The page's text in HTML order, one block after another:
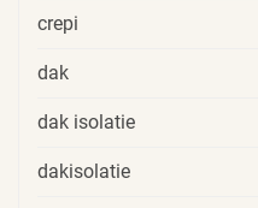
crepi
dak
dak isolatie
dakisolatie